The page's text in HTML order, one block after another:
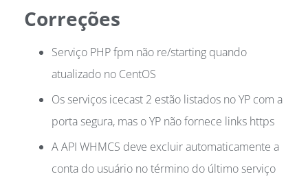
Correções
Serviço PHP fpm não re/starting quando
atualizado no CentOS
Os serviços icecast 2 estão listados no YP com a
porta segura, mas o YP não fornece links https
A API WHMCS deve excluir automaticamente a
conta do usuário no término do último serviço